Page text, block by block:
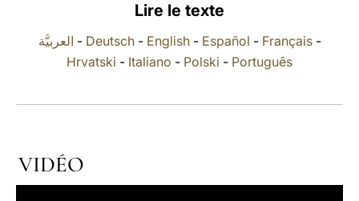
Lire le texte
العربيَّة - Deutsch- English- Español - Français-
Hrvatski - Italiano - Polski - Português
VIDÉO